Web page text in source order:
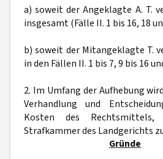
a) soweit der Angeklagte A. T.
insgesamt (Fälle II. 1 bis 16, 18
b) soweit der Mitangeklagte T.
in den Fällen II. 1 bis 7, 9 bis 16
2. Im Umfang der Aufhebung
Verhandlung und
Kosten des
Strafkammer des Landgerichts
Gründe